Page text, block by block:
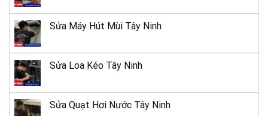
Sửa Máy Hút Mùi Tây Ninh
Sửa Loa Kéo Tây Ninh
Sửa Quạt Hơi Nước Tây Ninh